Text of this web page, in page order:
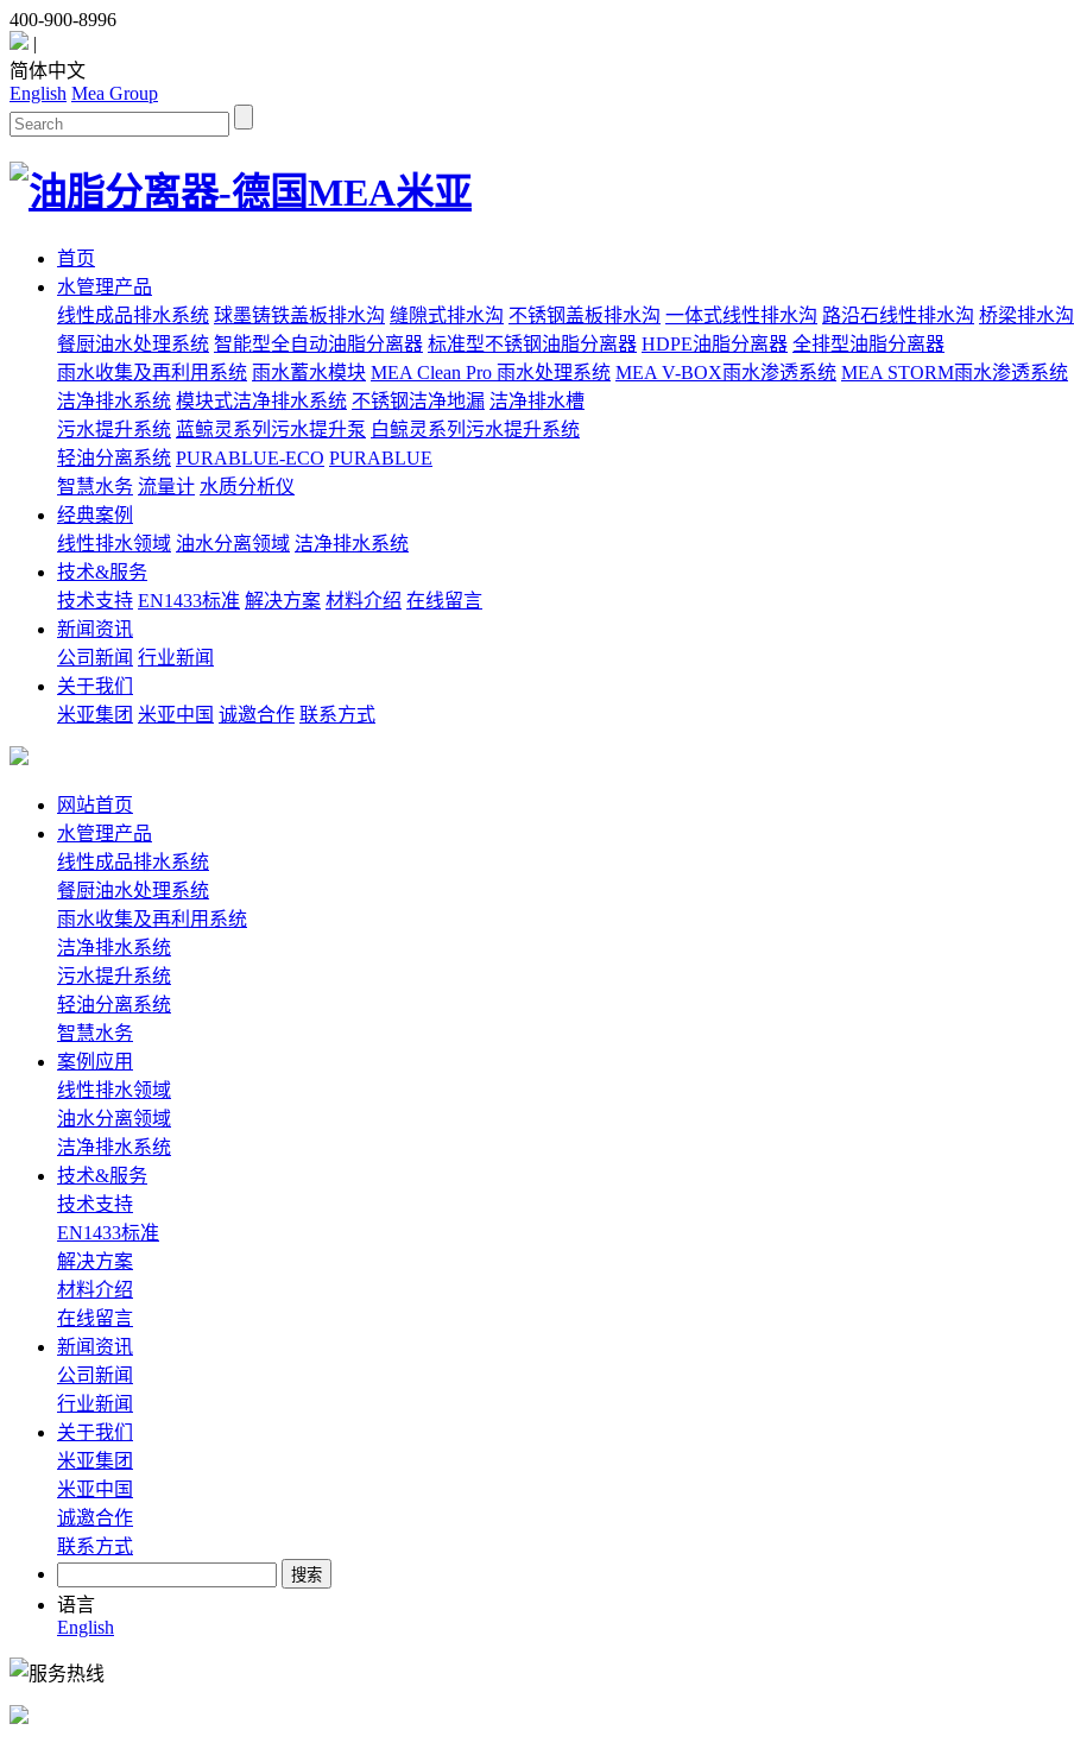
400-900-8996
|
简体中文
English Mea Group
首页
水管理产品
线性成品排水系统 球墨铸铁盖板排水沟 缝隙式排水沟 不锈钢盖板排水沟 一体式线性排水沟 路沿石线性排水沟 桥梁排水沟
餐厨油水处理系统 智能型全自动油脂分离器 标准型不锈钢油脂分离器 HDPE油脂分离器 全排型油脂分离器
雨水收集及再利用系统 雨水蓄水模块 MEA Clean Pro 雨水处理系统 MEA V-BOX雨水渗透系统 MEA STORM雨水渗透系统
洁净排水系统 模块式洁净排水系统 不锈钢洁净地漏 洁净排水槽
污水提升系统 蓝鲸灵系列污水提升泵 白鲸灵系列污水提升系统
轻油分离系统 PURABLUE-ECO PURABLUE
智慧水务 流量计 水质分析仪
经典案例
线性排水领域 油水分离领域 洁净排水系统
技术&服务
技术支持 EN1433标准 解决方案 材料介绍 在线留言
新闻资讯
公司新闻 行业新闻
关于我们
米亚集团 米亚中国 诚邀合作 联系方式
网站首页
水管理产品
线性成品排水系统
餐厨油水处理系统
雨水收集及再利用系统
洁净排水系统
污水提升系统
轻油分离系统
智慧水务
案例应用
线性排水领域
油水分离领域
洁净排水系统
技术&服务
技术支持
EN1433标准
解决方案
材料介绍
在线留言
新闻资讯
公司新闻
行业新闻
关于我们
米亚集团
米亚中国
诚邀合作
联系方式
语言
English